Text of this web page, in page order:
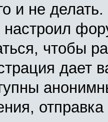
и не делать.
настроил
чтобы
дает
отправка